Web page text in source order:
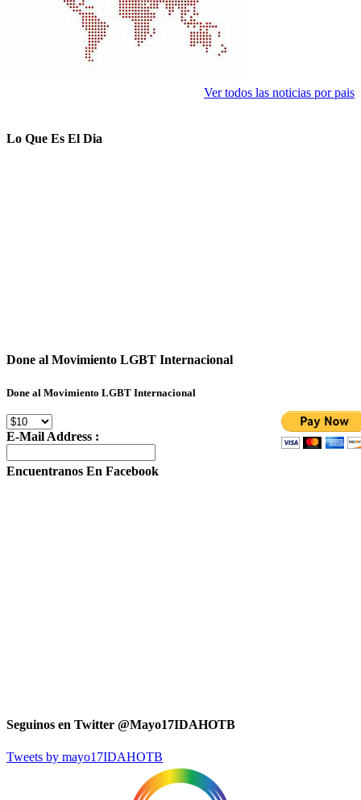
Ver todos las noticias por pais
Lo Que Es El Dia
Done al Movimiento LGBT Internacional
Done al Movimiento LGBT Internacional
E-Mail Address :
Encuentranos En Facebook
Seguinos en Twitter @Mayo17IDAHOTB
Tweets by mayo17IDAHOTB